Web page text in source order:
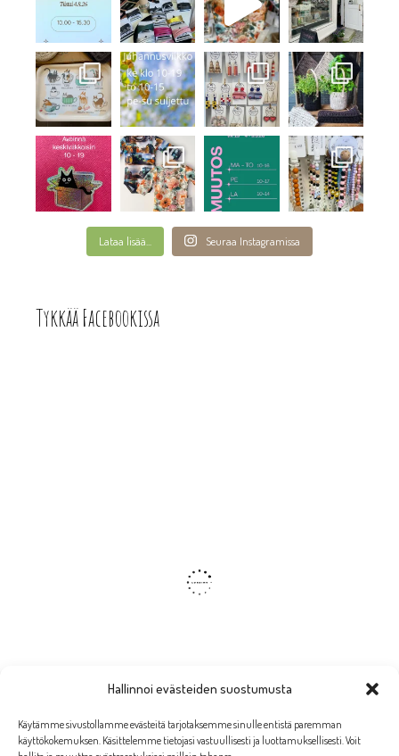
Hallinnoi evästeiden suostumusta
Käytämme sivustollamme evästeitä tarjotaksemme sinulle entistä paremman
käyttökokemuksen. Käsittelemme tietojasi vastuullisesti ja luottamuksellisesti. Voit
Lataa lisää... Seuraa Instagramissa
Tykkää Facebookissa